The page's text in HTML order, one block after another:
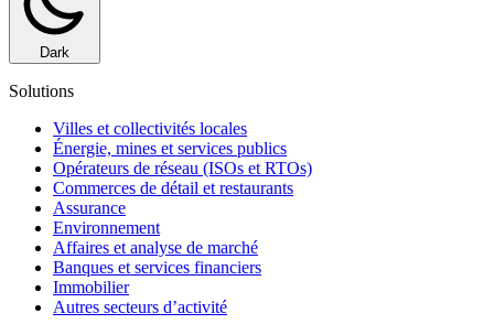
Dark
Solutions
Villes et collectivités locales
Énergie, mines et services publics
Opérateurs de réseau (ISOs et RTOs)
Commerces de détail et restaurants
Assurance
Environnement
Affaires et analyse de marché
Banques et services financiers
Immobilier
Autres secteurs d’activité